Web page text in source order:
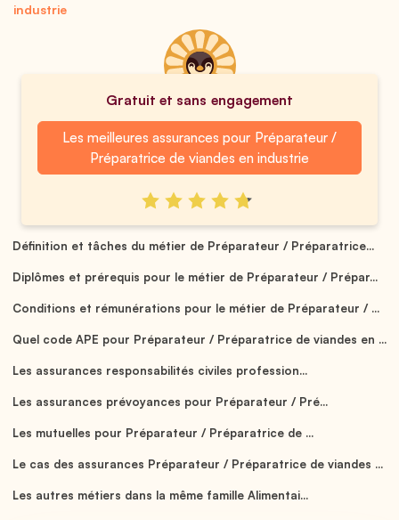
industrie
Gratuit et sans engagement
Les meilleures assurances pour Préparateur /
Préparatrice de viandes en industrie
Définition et tâches du métier de Préparateur / Préparatrice...
Diplômes et prérequis pour le métier de Préparateur / Prépar...
Conditions et rémunérations pour le métier de Préparateur / ...
Quel code APE pour Préparateur / Préparatrice de viandes en ...
Les assurances responsabilités civiles profession...
Les assurances prévoyances pour Préparateur / Pré...
Les mutuelles pour Préparateur / Préparatrice de ...
Le cas des assurances Préparateur / Préparatrice de viandes ...
Les autres métiers dans la même famille Alimentai...